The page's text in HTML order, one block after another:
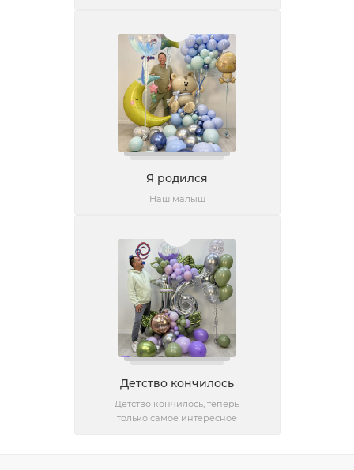
Я родился
Наш малыш
Детство кончилось
Детство кончилось, теперь
только самое интересное